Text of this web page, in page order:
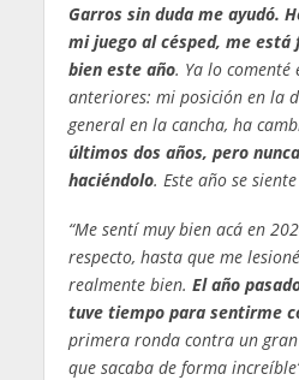
Garros sin duda me ayudó.
mi juego al césped, me está
bien este año. Ya lo comenté
anteriores: mi posición en la
general en la cancha, ha
últimos dos años, pero
haciéndolo. Este año se
“Me sentí muy bien acá en
respecto, hasta que me
realmente bien. El año
tuve tiempo para sentirme
primera ronda contra un
que sacaba de forma